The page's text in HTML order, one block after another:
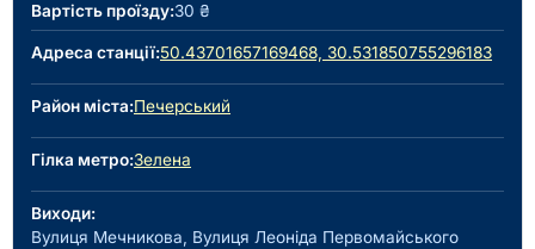
Вартість проїзду:30 ₴
Адреса станції:50.43701657169468, 30.531850755296183
Район міста:Печерський
Гілка метро:Зелена
Виходи:
Вулиця Мечникова, Вулиця Леоніда Первомайського